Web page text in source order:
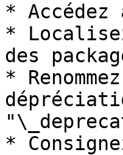
*
*
des
*
*